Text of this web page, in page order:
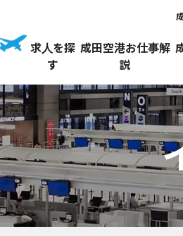
求人を探
す
成田空港お仕事解
説